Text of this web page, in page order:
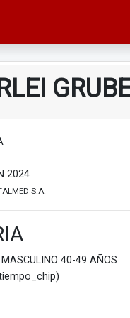
2024
S.A.
40-49 AÑOS